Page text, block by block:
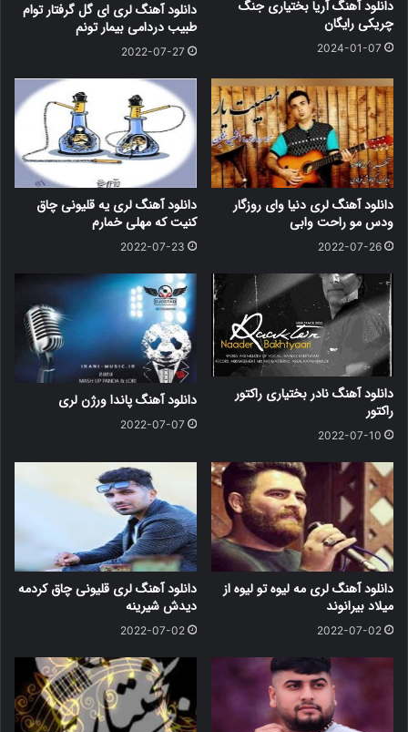
دانلود آهنگ آریا بختیاری جنگ
چریکی رایگان
2024-01-07
دانلود آهنگ لری ای گل گرفتار توام
طبیب دردامی بیمار تونم
2022-07-27
دانلود آهنگ لری دنیا وای روزگار
ودس مو راحت وابی
2022-07-26
دانلود آهنگ لری یه قلیونی چاق
کنیت که مهلی خمارم
2022-07-23
دانلود آهنگ نادر بختیاری راکتور
راکتور
2022-07-10
دانلود آهنگ پاندا ورژن لری
2022-07-07
دانلود آهنگ لری مه لیوه تو لیوه از
میلاد بیرانوند
2022-07-02
دانلود آهنگ لری قلیونی چاق کردمه
دیدش شیرینه
2022-07-02